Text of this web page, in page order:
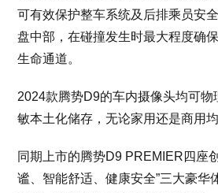
可有效保护整车系统及后排乘员安
盘中部，在碰撞发生时最大程度确
生命通道。
2024款腾势D9的车内摄像头均可
敏本土化储存，无论家用还是商用
同期上市的腾势D9 PREMIER四座
谧、智能舒适、健康安全”三大豪华